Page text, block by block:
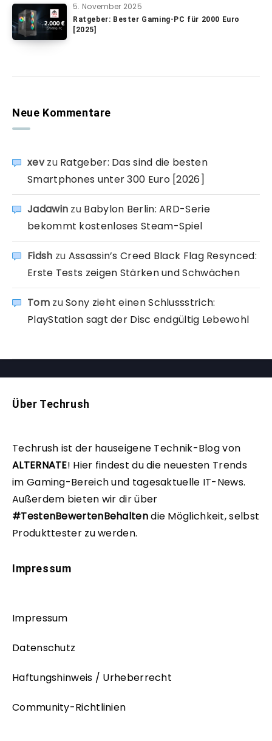
5. November 2025
Ratgeber: Bester Gaming-PC für 2000 Euro
[2025]
Neue Kommentare
xevzu Ratgeber: Das sind die besten
Smartphones unter 300 Euro [2026]
Jadawin zu Babylon Berlin: ARD-Serie
bekommt kostenloses Steam-Spiel
Fidsh zu Assassin’s Creed Black Flag Resynced:
Erste Tests zeigen Stärken und Schwächen
TomzuSony zieht einen Schlussstrich:
PlayStation sagt der Disc endgültig Lebewohl
Über Techrush
Techrush ist der hauseigene Technik-Blog von
ALTERNATE! Hier findest du die neuesten Trends
im Gaming-Bereich und tagesaktuelle IT-News.
Außerdem bieten wir dir über
#TestenBewertenBehaltendie Möglichkeit, selbst
Produkttester zu werden.
Impressum
Impressum
Datenschutz
Haftungshinweis / Urheberrecht
Community-Richtlinien